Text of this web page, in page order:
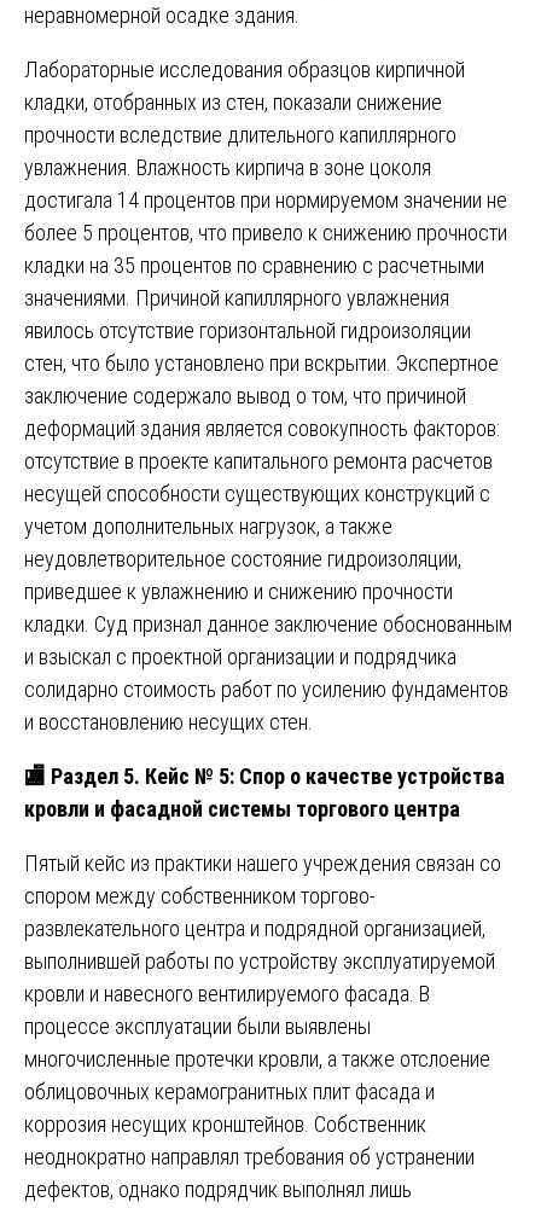
неравномерной осадке здания.
Лабораторные исследования образцов кирпичной
кладки, отобранных из стен, показали снижение
прочности вследствие длительного капиллярного
увлажнения. Влажность кирпича в зоне цоколя
достигала 14 процентов при нормируемом значении не
более 5 процентов, что привело к снижению прочности
кладки на 35 процентов по сравнению с расчетными
значениями. Причиной капиллярного увлажнения
явилось отсутствие горизонтальной гидроизоляции
стен, что было установлено при вскрытии. Экспертное
заключение содержало вывод о том, что причиной
деформаций здания является совокупность факторов:
отсутствие в проекте капитального ремонта расчетов
несущей способности существующих конструкций с
учетом дополнительных нагрузок, а также
неудовлетворительное состояние гидроизоляции,
приведшее к увлажнению и снижению прочности
кладки. Суд признал данное заключение обоснованным
и взыскал с проектной организации и подрядчика
солидарно стоимость работ по усилению фундаментов
и восстановлению несущих стен.
🏬 Раздел 5. Кейс № 5: Спор о качестве устройства
кровли и фасадной системы торгового центра
Пятый кейс из практики нашего учреждения связан со
спором между собственником торгово-
развлекательного центра и подрядной организацией,
выполнившей работы по устройству эксплуатируемой
кровли и навесного вентилируемого фасада. В
процессе эксплуатации были выявлены
многочисленные протечки кровли, а также отслоение
облицовочных керамогранитных плит фасада и
коррозия несущих кронштейнов. Собственник
неоднократно направлял требования об устранении
дефектов, однако подрядчик выполнял лишь